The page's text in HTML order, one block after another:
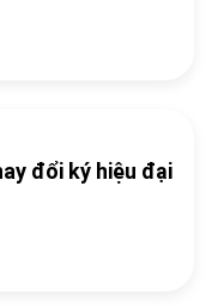
đổi ký hiệu đại